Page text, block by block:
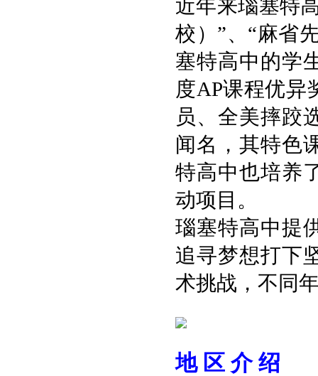
近年来瑙塞特
校）”、“麻省
塞特高中的学
度AP课程优异
员、全美摔跤
闻名，其特色
特高中也培养
动项目。
瑙塞特高中提
追寻梦想打下
术挑战，不同
地 区 介 绍